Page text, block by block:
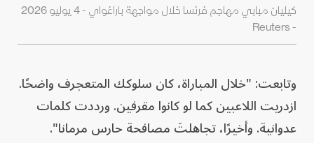
كيليان مبابي مهاجم فرنسا خلال مواجهة باراغواي - 4 يوليو 2026
- Reuters
وتابعت: "خلال المباراة، كان سلوكك المتعجرف واضحًا.
ازدريت اللاعبين كما لو كانوا مقرفين. ورددت كلمات
عدوانية. وأخيرًا، تجاهلتَ مصافحة حارس مرمانا".